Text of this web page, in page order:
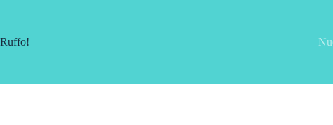
Ruffo!